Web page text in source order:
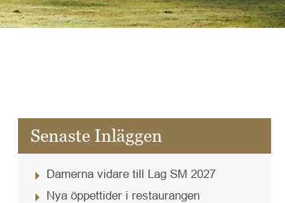
Senaste Inläggen
Damerna vidare till Lag SM 2027
Nya öppettider i restaurangen